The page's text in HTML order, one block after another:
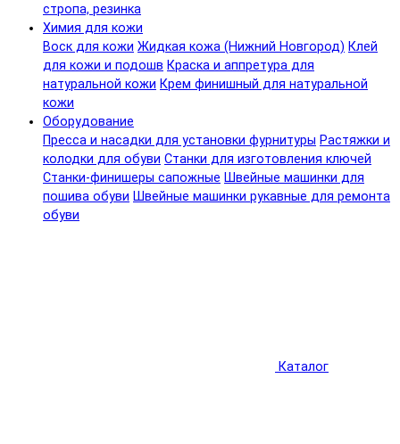
стропа, резинка
Химия для кожи
Воск для кожи Жидкая кожа (Нижний Новгород) Клей
для кожи и подошв Краска и аппретура для
натуральной кожи Крем финишный для натуральной
кожи
Оборудование
Пресса и насадки для установки фурнитуры Растяжки и
колодки для обуви Станки для изготовления ключей
Станки-финишеры сапожные Швейные машинки для
пошива обуви Швейные машинки рукавные для ремонта
обуви
Каталог